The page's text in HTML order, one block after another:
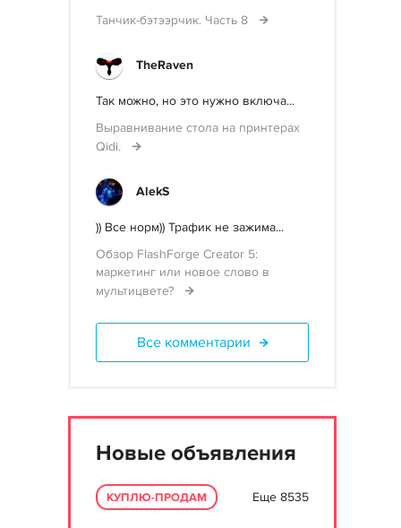
Танчик-бэтээрчик. Часть 8
TheRaven
Так можно, но это нужно включа...
Выравнивание стола на принтерах
Qidi.
AlekS
)) Все норм)) Трафик не зажима...
Обзор FlashForge Creator 5:
маркетинг или новое слово в
мультицвете?
Все комментарии
Новые объявления
КУПЛЮ-ПРОДАМ Еще 8535